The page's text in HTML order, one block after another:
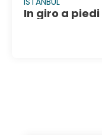
In giro a